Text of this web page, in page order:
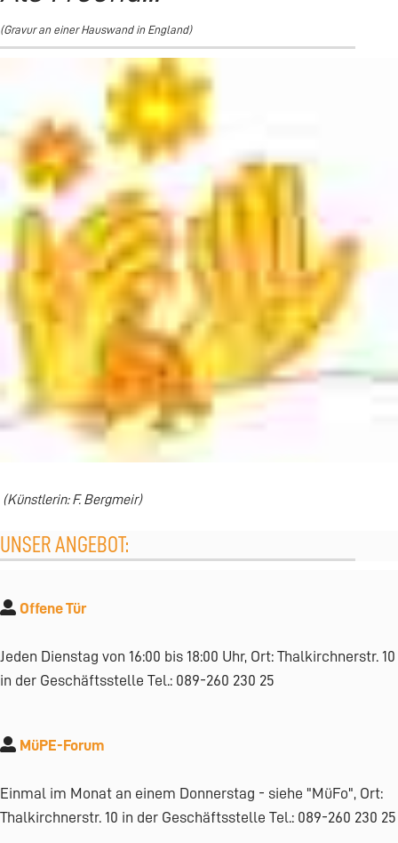
(Gravur an einer Hauswand in England)
(Künstlerin: F. Bergmeir)
UNSER ANGEBOT:
Offene Tür
Jeden Dienstag von 16:00 bis 18:00 Uhr, Ort: Thalkirchnerstr. 10
in der Geschäftsstelle Tel.: 089-260 230 25
MüPE-Forum
Einmal im Monat an einem Donnerstag - siehe "MüFo", Ort:
Thalkirchnerstr. 10 in der Geschäftsstelle Tel.: 089-260 230 25